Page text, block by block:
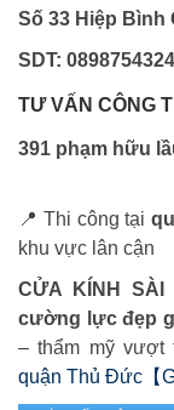
Số 33 Hiệp Bình
SDT: 0898754324
TƯ VẤN CÔNG
391 phạm hữu
📍 Thi công tại
khu vực lân cận
CỬA KÍNH SÀI
cường lực đẹp
– thẩm mỹ vượt
quận Thủ Đức【